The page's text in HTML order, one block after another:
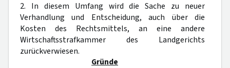
2. In diesem Umfang wird die Sache zu neuer
Verhandlung und Entscheidung, auch über die
Kosten des Rechtsmittels, an eine andere
Wirtschaftsstrafkammer des Landgerichts
zurückverwiesen.
Gründe